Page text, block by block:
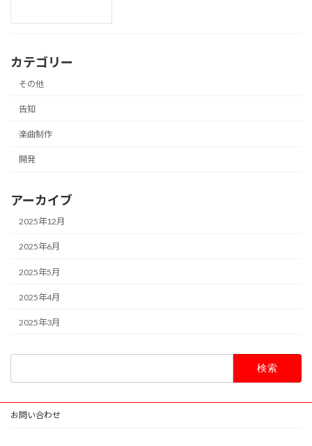
カテゴリー
その他
告知
楽曲制作
開発
アーカイブ
2025年12月
2025年6月
2025年5月
2025年4月
2025年3月
お問い合わせ